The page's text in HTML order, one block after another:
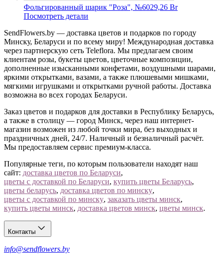
Фольгированный шарик "Роза", №6029,26 Br
Посмотреть детали
SendFlowers.by — доставка цветов и подарков по городу
Минску, Беларуси и по всему миру! Международная доставка
через партнерскую сеть Teleflora. Мы предлагаем своим
клиентам розы, букеты цветов, цветочные композиции,
дополненные изысканными конфетами, воздушными шарами,
яркими открытками, вазами, а также плюшевыми мишками,
мягкими игрушками и открытками ручной работы. Доставка
возможна во всех городах Беларуси.
Заказ цветов и подарков для доставки в Республику Беларусь,
а также в столицу — город Минск, через наш интернет-
магазин возможен из любой точки мира, без выходных и
праздничных дней, 24/7. Наличный и безналичный расчёт.
Мы предоставляем сервис премиум-класса.
Популярные теги, по которым пользователи находят наш
сайт: доставка цветов по Беларуси,
цветы с доставкой по Беларуси, купить цветы Беларусь,
цветы беларусь, доставка цветов по минску,
цветы с доставкой по минску, заказать цветы минск,
купить цветы минск, доставка цветов минск, цветы минск.
Контакты
info@sendflowers.by